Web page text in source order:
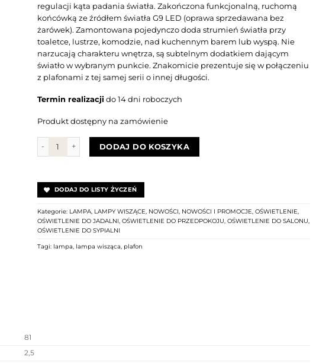
regulacji kąta padania światła. Zakończona funkcjonalną, ruchomą
końcówką ze źródłem światła G9 LED (oprawa sprzedawana bez
żarówek). Zamontowana pojedynczo doda strumień światła przy
toaletce, lustrze, komodzie, nad kuchennym barem lub wyspą. Nie
narzucają charakteru wnętrza, są subtelnym dodatkiem dającym
światło w wybranym punkcie. Znakomicie prezentuje się w połączeniu
z plafonami z tej samej serii o innej długości.
Termin realizacjido 14 dni roboczych
Produkt dostępny na zamówienie
ilość Plafon punktowy STICK 1 LONG ALL BLACK
DODAJ DO KOSZYKA
DODAJ DO LISTY ŻYCZEŃ
Kategorie: LAMPA, LAMPY WISZĄCE, NOWOŚCI, NOWOŚCI I PROMOCJE, OŚWIETLENIE,
OŚWIETLENIE DO JADALNI, OŚWIETLENIE DO PRZEDPOKOJU, OŚWIETLENIE DO SALONU,
OŚWIETLENIE DO SYPIALNI
Tagi: lampa, lampa wisząca, plafon
81
2,5